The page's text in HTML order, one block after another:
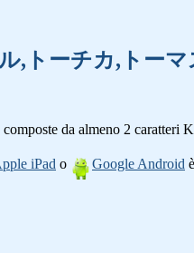
,トーチカ,トー
da almeno 2 caratteri
iPad o Google Android